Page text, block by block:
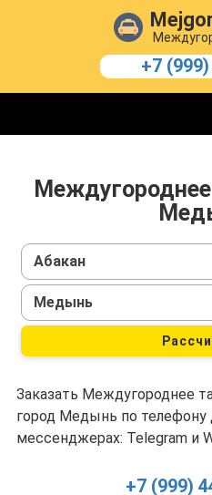
+7
Абакан
Медынь
Заказать Междугороднее
город Медынь по телефону
мессенджерах: Telegram и
+7 (999)